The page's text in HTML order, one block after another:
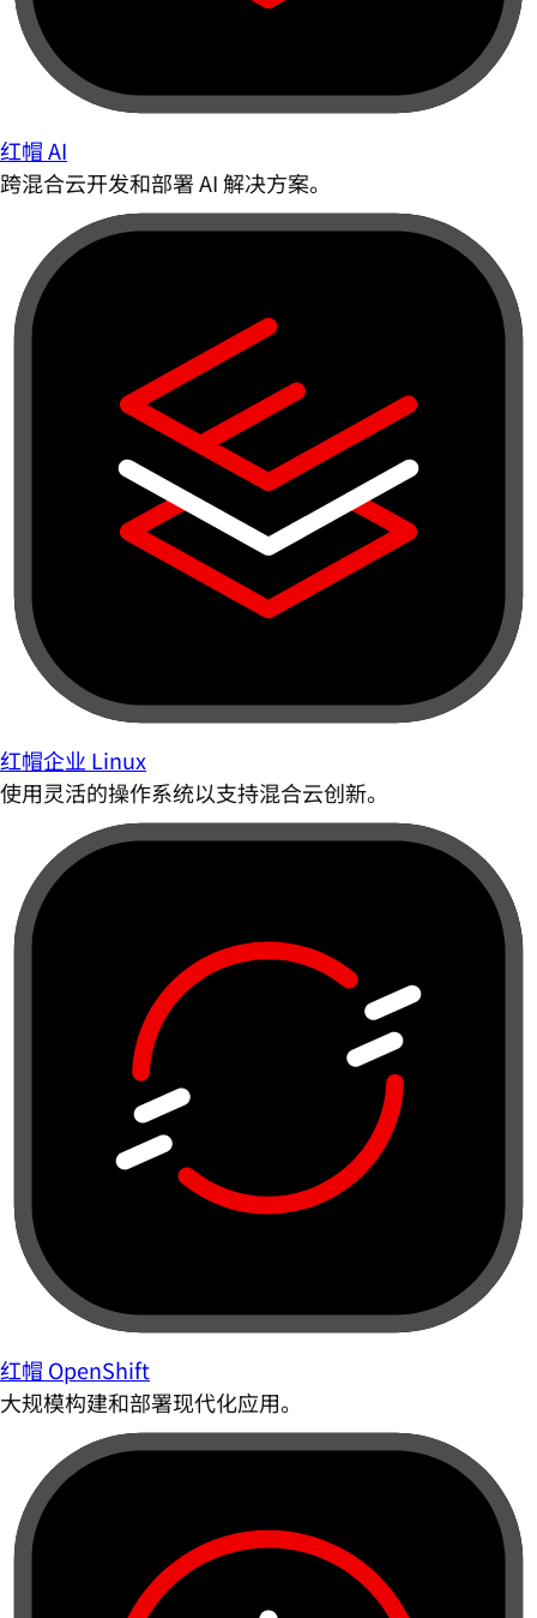
红帽 AI
跨混合云开发和部署 AI 解决方案。
红帽企业 Linux
使用灵活的操作系统以支持混合云创新。
红帽 OpenShift
大规模构建和部署现代化应用。